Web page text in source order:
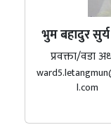
भुम बहादुर
प्रवक्ता/वडा
l.com